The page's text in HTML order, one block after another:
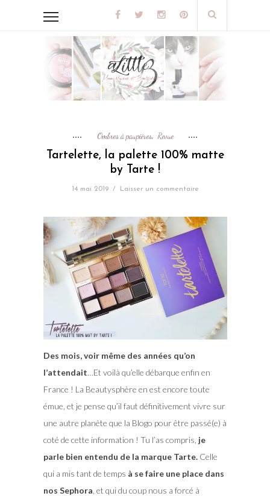
Ombres à paupières, Revue
Tartelette, la palette 100% matte
by Tarte !
14 mai 2019 / Laisser un commentaire
Des mois, voir même des années qu’on
l’attendait…Et voilà qu’elle débarque enfin en
France ! La Beautysphère en est encore toute
émue, et je pense qu’il faut définitivement vivre sur
une autre planète que la Blogo pour être passé(e) à
coté de cette information ! Tu l’as compris, je
parle bien entendu de la marque Tarte.Celle
qui a mis tant de temps à se faire une place dans
nos Sephora , et qui du coup nous a forcé à